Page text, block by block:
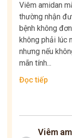
Viêm amidan
thường nhận
bệnh không
không phải lúc
nhưng nếu
mãn tính...
Đọc tiếp
Viêm